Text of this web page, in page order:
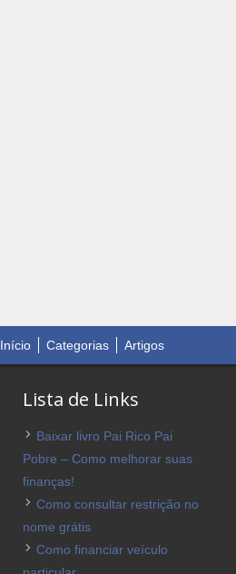
Início Categorias Artigos
Lista de Links
Baixar livro Pai Rico Pai
Pobre – Como melhorar suas
finanças!
Como consultar restrição no
nome grátis
Como financiar veículo